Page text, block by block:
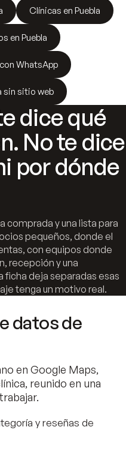
Clínicas en Puebla
en Puebla
WhatsApp
sin sitio web
dice qué
No te dice
por dónde
comprada y una lista para
pequeños, donde el
con equipos donde
recepción y una
ficha deja separadas esas
tenga un motivo real.
datos de
en Google Maps,
reunido en una
y reseñas de